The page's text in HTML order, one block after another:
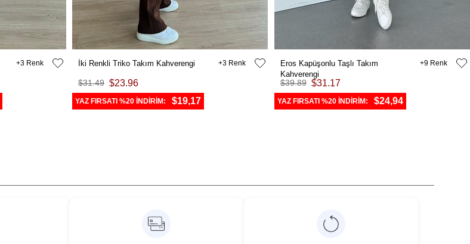
3 İki Renkli Triko Takım Kahverengi
$23.96
$31.49
3
YAZ FIRSATI %20 İNDİRİM: $19,17
Eros Kapüşonlu Taşlı Takım
Kahverengi
$31.17
$39.89
9
YAZ FIRSATI %20 İNDİRİM: $24,94